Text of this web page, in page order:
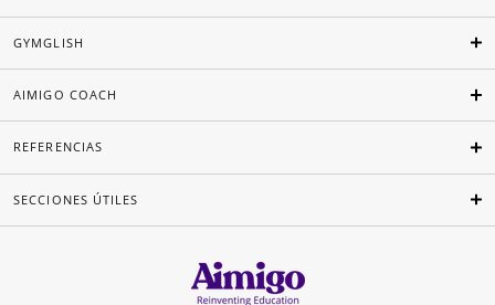
GYMGLISH
AIMIGO COACH
REFERENCIAS
SECCIONES ÚTILES